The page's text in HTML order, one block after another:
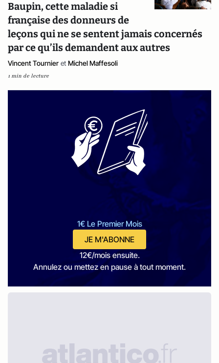
Baupin, cette maladie si
française des donneurs de
leçons qui ne se sentent jamais concernés
par ce qu’ils demandent aux autres
Vincent Tournier et Michel Maffesoli
1 min de lecture
1€ Le Premier Mois
JE M'ABONNE
12€/mois ensuite.
Annulez ou mettez en pause à tout moment.